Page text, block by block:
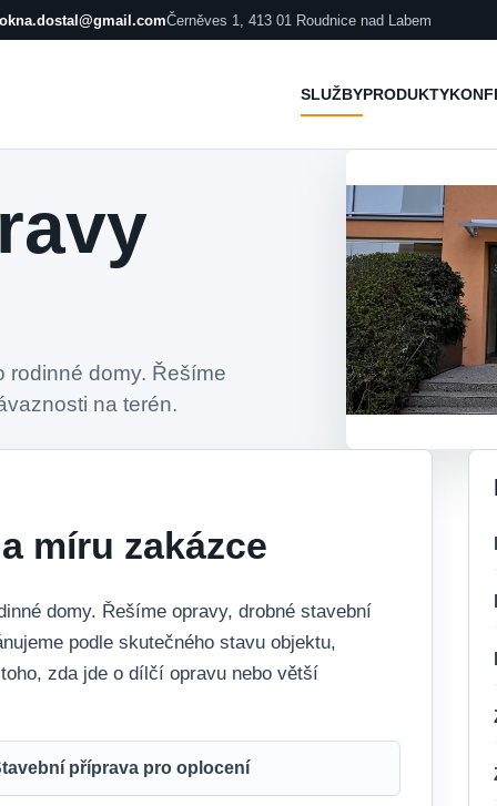
okna.dostal@gmail.comČerněves 1, 413 01 Roudnice nad Labem
SLUŽBYPRODUKTY
rodinné domy. Řešíme
na terén.
míru zakázce
domy. Řešíme opravy, drobné stavební
podle skutečného stavu objektu,
zda jde o dílčí opravu nebo větší
příprava pro oplocení